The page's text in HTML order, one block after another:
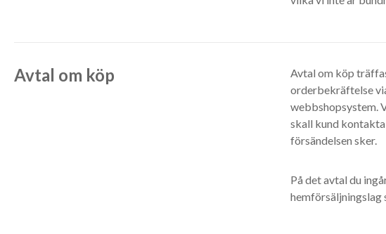
Avtal om köp
Avtal om köp
orderbekräftelse
webbshopsystem.
skall kund
försändelsen sker.
På det avtal du
hemförsäljningslag